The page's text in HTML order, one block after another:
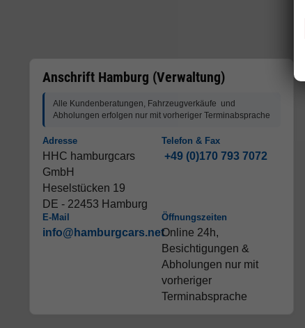
Anschrift Hamburg (Verwaltung)
Alle Kundenberatungen, Fahrzeugverkäufe und
Abholungen erfolgen nur mit vorheriger Terminabsprache
Adresse
HHC hamburgcars
GmbH
Heselstücken 19
DE - 22453 Hamburg
Telefon & Fax
+49 (0)170 793 7072
E-Mail
info@hamburgcars.net
Öffnungszeiten
Online 24h,
Besichtigungen &
Abholungen nur mit
vorheriger
Terminabsprache